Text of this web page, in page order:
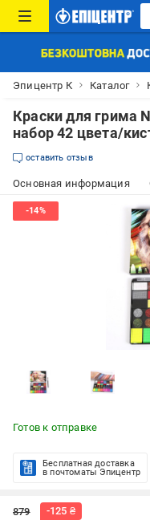
Эпицентр К Каталог
Краски для грима
набор 42 цвета/
оставить отзыв
Основная информация
Готов к отправке
Бесплатная доставка
в почтоматы Эпицентр
879 -125 ₴